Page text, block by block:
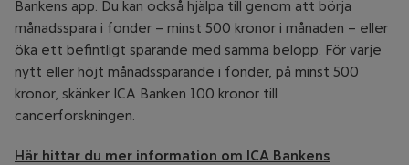
Bankens app. Du kan också hjälpa till genom att börja
månadsspara i fonder – minst 500 kronor i månaden – eller
öka ett befintligt sparande med samma belopp. För varje
nytt eller höjt månadssparande i fonder, på minst 500
kronor, skänker ICA Banken 100 kronor till
cancerforskningen.
Här hittar du mer information om ICA Bankens